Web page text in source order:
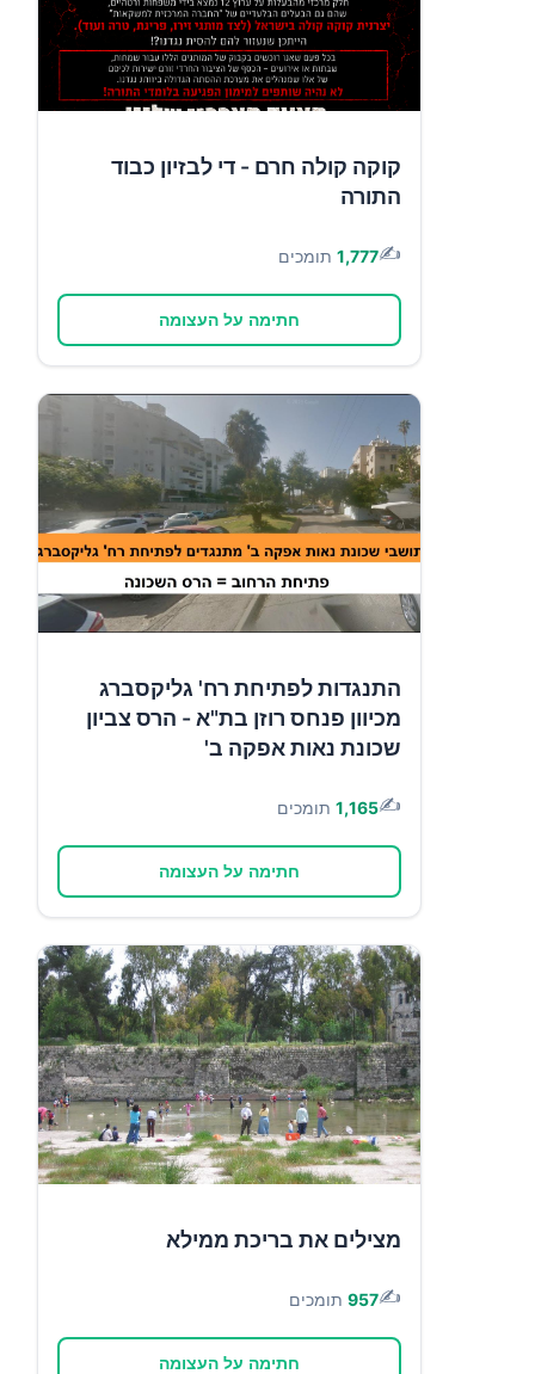
קוקה קולה חרם - די לבזיון כבוד
התורה
✍️
1,777 תומכים
חתימה על העצומה
התנגדות לפתיחת רח' גליקסברג
מכיוון פנחס רוזן בת"א - הרס צביון
שכונת נאות אפקה ב'
✍️
1,165 תומכים
חתימה על העצומה
מצילים את בריכת ממילא
✍️
957 תומכים
חתימה על העצומה